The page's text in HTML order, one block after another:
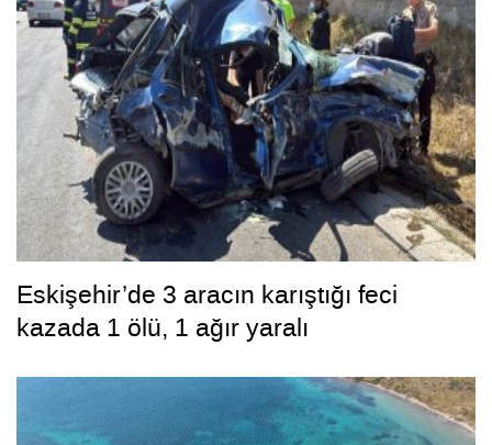
Eskişehir’de 3 aracın karıştığı feci
kazada 1 ölü, 1 ağır yaralı